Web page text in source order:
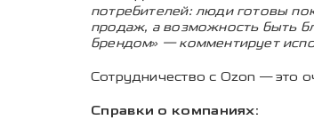
потребителей: люди готовы
продаж, а возможность быть
брендом» — комментирует
Сотрудничество с Ozon — это
Справки о компаниях: